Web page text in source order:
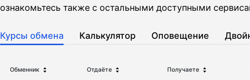
ознакомьтесь также с остальными доступными
Курсы обмена Калькулятор Оповещение
Обменник Отдаёте Получаете